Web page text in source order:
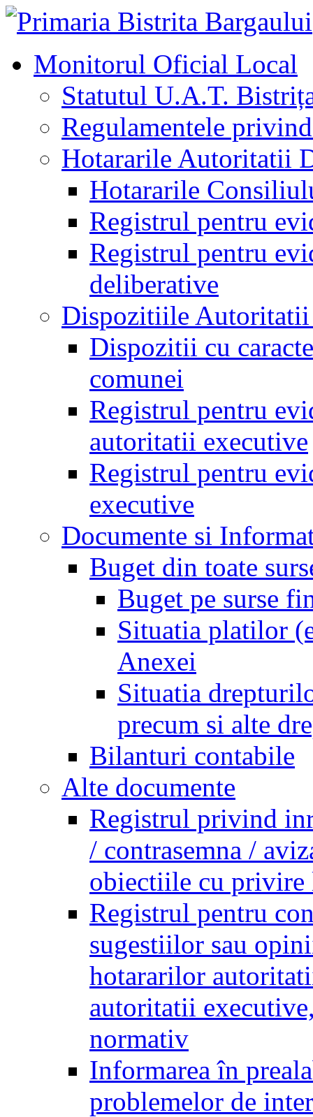
Monitorul Oficial Local
Statutul U.A.T.
Regulamentele
Hotararile Autoritatii
Hotararile
Registrul pentru
Registrul pentru
deliberative
Dispozitiile
Dispozitii cu
comunei
Registrul pentru
autoritatii executive
Registrul pentru
executive
Documente si
Buget din toate
Buget pe surse
Situatia platilor
Anexei
Situatia
precum si alte
Bilanturi contabile
Alte documente
Registrul privind
/ contrasemna /
obiectiile cu privire
Registrul pentru
sugestiilor sau
hotararilor
autoritatii
normativ
Informarea în
problemelor de